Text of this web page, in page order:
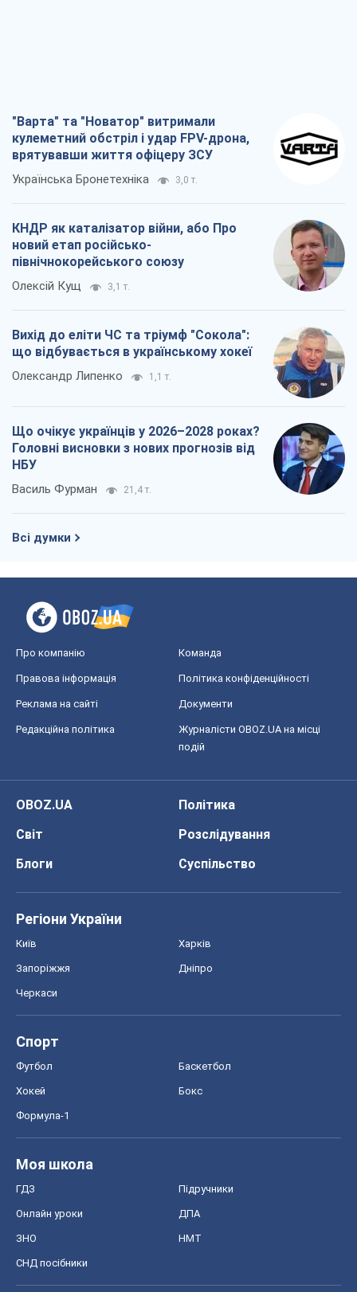
"Варта" та "Новатор" витримали
кулеметний обстріл і удар FPV-дрона,
врятувавши життя офіцеру ЗСУ
Українська Бронетехніка 3,0 т.
КНДР як каталізатор війни, або Про
новий етап російсько-
північнокорейського союзу
Олексій Кущ 3,1 т.
Вихід до еліти ЧС та тріумф "Сокола":
що відбувається в українському хокеї
Олександр Липенко 1,1 т.
Що очікує українців у 2026–2028 роках?
Головні висновки з нових прогнозів від
НБУ
Василь Фурман 21,4 т.
Всі думки
Про компанію Команда
Правова інформація Політика конфіденційності
Реклама на сайті Документи
Редакційна політика
Журналісти OBOZ.UA на місці
подій
OBOZ.UA
Політика
Світ
Розслідування
Блоги
Суспільство
Регіони України
Київ Харків
Запоріжжя Дніпро
Черкаси
Спорт
Футбол Баскетбол
Хокей Бокс
Формула-1
Моя школа
ГДЗ Підручники
Онлайн уроки ДПА
ЗНО НМТ
СНД посібники